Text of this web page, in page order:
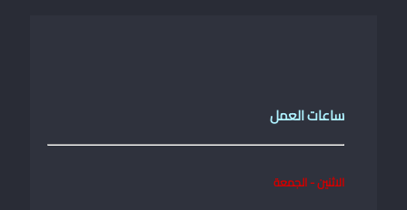
ساعات العمل
الاثنين - الجمعة